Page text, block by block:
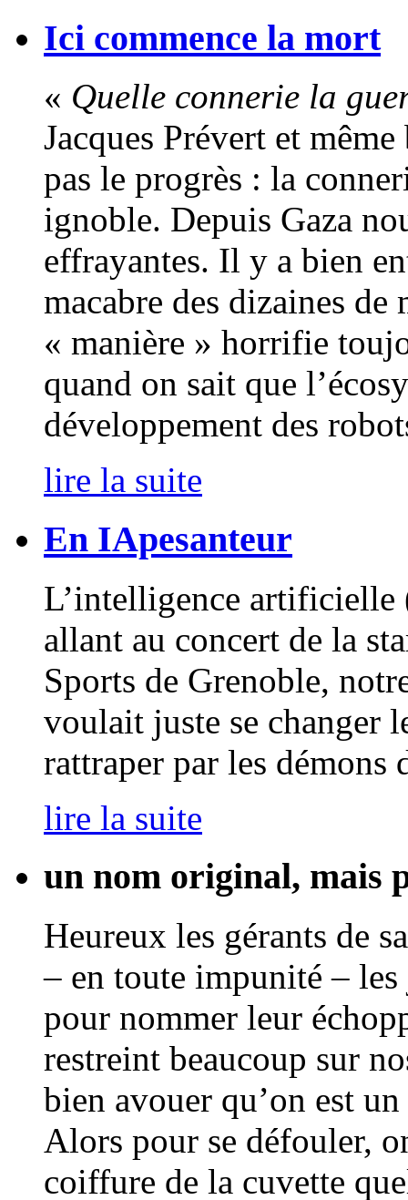
Ici commence la mort
« Quelle connerie la
Jacques Prévert et
pas le progrès : la
ignoble. Depuis Gaza
effrayantes. Il y a bien
macabre des dizaines
« manière » horrifie
quand on sait que
développement des
lire la suite
En IApesanteur
L’intelligence
allant au concert de la
Sports de Grenoble,
voulait juste se changer
rattraper par les démons
lire la suite
un nom original, mais
Heureux les gérants de
– en toute impunité –
pour nommer leur
restreint beaucoup sur
bien avouer qu’on est
Alors pour se défouler,
coiffure de la cuvette